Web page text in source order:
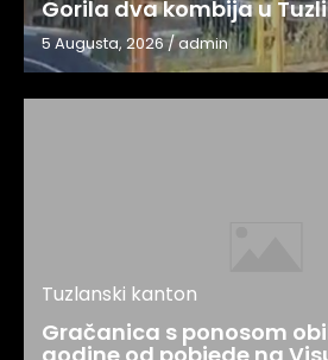
Gorila dva kombija u Tuzli
5 Augusta, 2026/admin
Tuzlanski kanton
Gračanica s ponosom